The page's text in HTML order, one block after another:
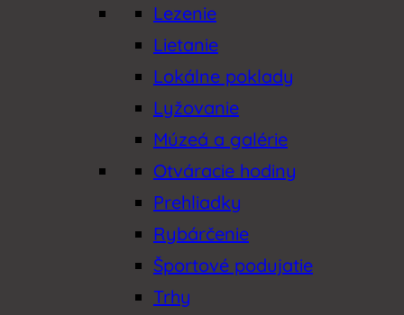
Lezenie
Lietanie
Lokálne poklady
Lyžovanie
Múzeá a galérie
Otváracie hodiny
Prehliadky
Rybárčenie
Športové podujatie
Trhy